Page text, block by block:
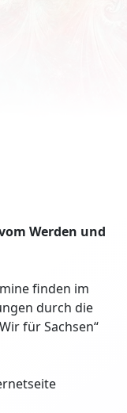
Werden und
finden im
durch die
für Sachsen“